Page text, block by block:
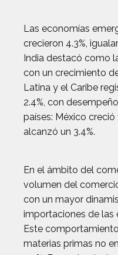
Las economías
crecieron 4.3%,
India destacó como
con un crecimiento
Latina y el Caribe
2.4%, con
países: México creció
alcanzó un 3.4%.
En el ámbito del
volumen del
con un mayor
importaciones de las
Este
materias primas no